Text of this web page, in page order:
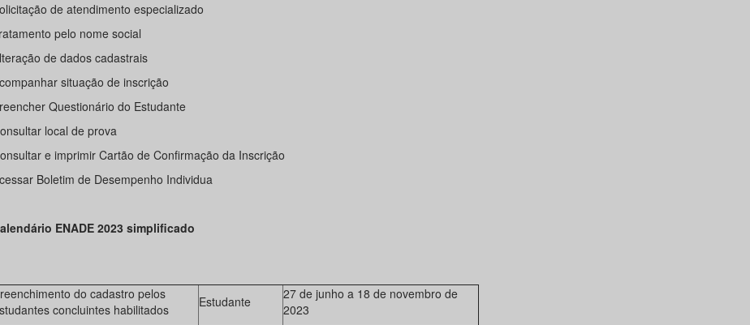
de atendimento especializado
pelo nome social
de dados cadastrais
situação de inscrição
Questionário do Estudante
local de prova
e imprimir Cartão de Confirmação da Inscrição
Boletim de Desempenho Individua
ENADE 2023 simplificado
do cadastro pelos
concluintes habilitados
Estudante
27 de junho a 18 de novembro de
2023